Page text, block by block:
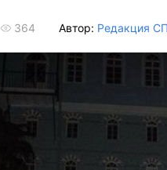
364 Автор: Редакция